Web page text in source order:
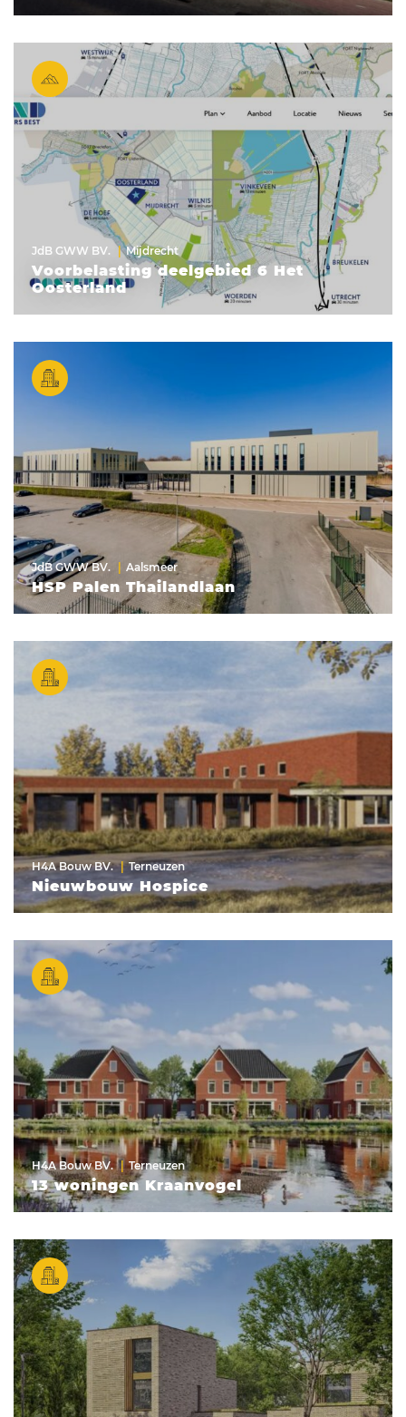
JdB GWW BV. Mijdrecht
Voorbelasting deelgebied 6 Het
Oosterland
JdB GWW BV. Aalsmeer
HSP Palen Thailandlaan
H4A Bouw BV. Terneuzen
Nieuwbouw Hospice
H4A Bouw BV. Terneuzen
13 woningen Kraanvogel